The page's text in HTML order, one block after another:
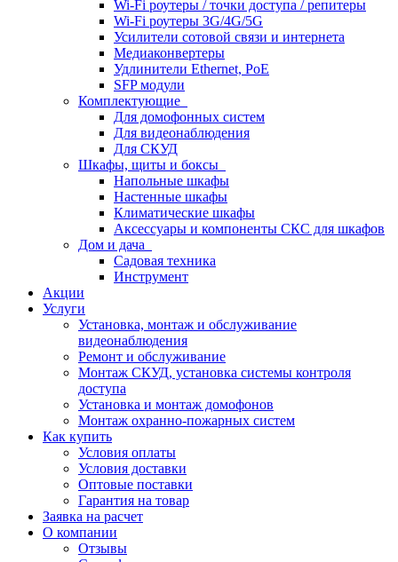
Wi-Fi роутеры / точки доступа / репитеры
Wi-Fi роутеры 3G/4G/5G
Усилители сотовой связи и интернета
Медиаконвертеры
Удлинители Ethernet, PoE
SFP модули
Комплектующие
Для домофонных систем
Для видеонаблюдения
Для СКУД
Шкафы, щиты и боксы
Напольные шкафы
Настенные шкафы
Климатические шкафы
Аксессуары и компоненты СКС для шкафов
Дом и дача
Садовая техника
Инструмент
Акции
Услуги
Установка, монтаж и обслуживание
видеонаблюдения
Ремонт и обслуживание
Монтаж СКУД, установка системы контроля
доступа
Установка и монтаж домофонов
Монтаж охранно-пожарных систем
Как купить
Условия оплаты
Условия доставки
Оптовые поставки
Гарантия на товар
Заявка на расчет
О компании
Отзывы